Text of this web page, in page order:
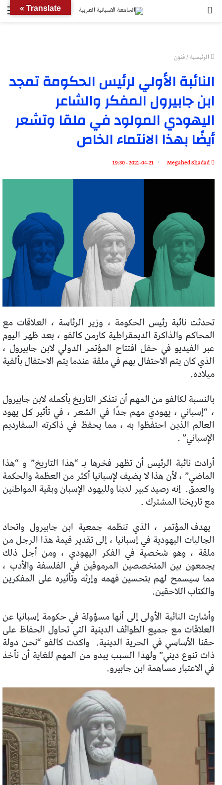
الرئيسية/فنون
النائبة الأولي لرئيس الحكومة تمجد
ابن جابيرول المفكر والشاعر
اليهودي المولود في ملقا وتشعر
أيضًا بهذا الانتماء الخاص
Megahed Shadad
2021-04-21 - 19:30
تحدثت نائبة رئيس الحكومة ، وزير الرئاسة ، العلاقات مع
المحاكم والذاكرة الديمقراطية كارمن كالفو ، بعد ظهر اليوم
عبر الفيديو في حفل افتتاح المؤتمر الدولي لابن جابيرول ،
الذي كان يتم الاحتفال بهم في ملقة عندما يتم الاحتفال بألفية
ميلاده.
بالنسبة لكالفو من المهم أن نتذكر التاريخ بأكمله لابن جابيرول
، “إسباني ، يهودي مهم جدًا في الشعر ، في تأثير كل يهود
العالم الذين احتفظوا به ، مما يحفظ في ذاكرته السفارديم
الإسباني” .
أرادت نائبة الرئيس أن تظهر فخرها بـ “هذا التاريخ” و “هذا
الماضي” ، لأن هذا لا يضيف لإسبانيا أكثر من العظمة والحكمة
والعمق. إنه رصيد كبير لدينا ولليهود الإسبان وبقية المواطنين
مع تاريخنا المشترك .
يهدف المؤتمر ، الذي تنظمه جمعية ابن جابيرول واتحاد
الجاليات اليهودية في إسبانيا ، إلى تقدير قيمة هذا الرجل من
ملقة ، وهو شخصية في الفكر اليهودي ، ومن أجل ذلك
يجمعون بين المتخصصين المرموقين في الفلسفة والأدب ،
مما سيسمح لهم بتحسين فهمه وإرثه وتأثيره على المفكرين
والكتاب اللاحقين.
وأشارت النائبة الأولى إلى أنها مسؤولة في حكومة إسبانيا عن
العلاقات مع جميع الطوائف الدينية التي تحاول الحفاظ على
حقنا الأساسي في الحرية الدينية. واكدت كالفو “نحن دولة
ذات تنوع ديني” ولهذا السبب يبدو من المهم للغاية أن نأخذ
في الاعتبار مساهمة ابن جابيرو.
Translate »